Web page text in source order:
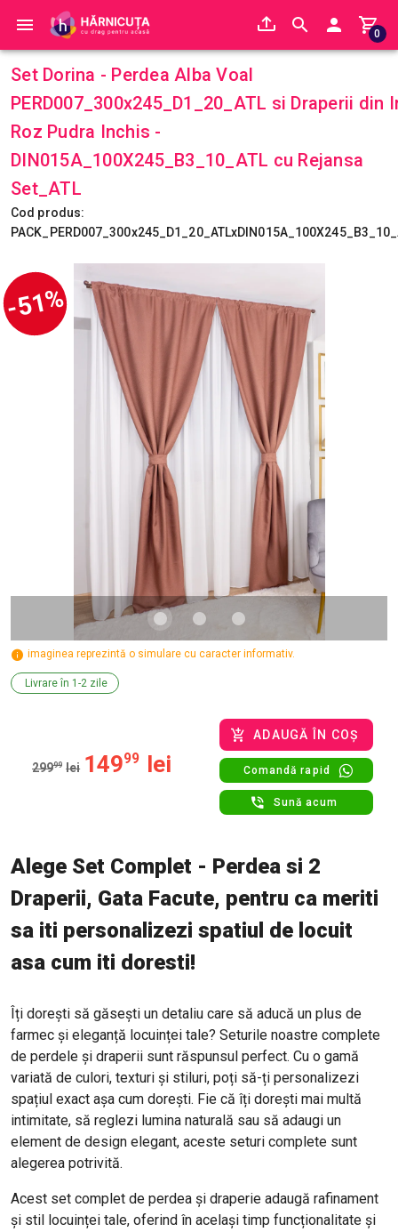
0
Set Dorina - Perdea Alba Voal
PERD007_300x245_D1_20_ATL si Draperii din
Roz Pudra Inchis -
DIN015A_100X245_B3_10_ATL cu Rejansa
Set_ATL
Cod produs:
-51%
imaginea reprezintă o simulare cu caracter informativ.
Livrare în 1-2 zile
29999 lei 14999 lei
ADAUGĂ ÎN COȘ
Comandă rapid
Sună acum
Alege Set Complet - Perdea si 2
Draperii, Gata Facute, pentru ca meriti
sa iti personalizezi spatiul de locuit
asa cum iti doresti!
Îți dorești să găsești un detaliu care să aducă un plus de
farmec și eleganță locuinței tale? Seturile noastre complete
de perdele și draperii sunt răspunsul perfect. Cu o gamă
variată de culori, texturi și stiluri, poți să-ți personalizezi
spațiul exact așa cum dorești. Fie că îți dorești mai multă
intimitate, să reglezi lumina naturală sau să adaugi un
element de design elegant, aceste seturi complete sunt
alegerea potrivită.
Acest set complet de perdea și draperie adaugă rafinament
și stil locuinței tale, oferind în același timp funcționalitate și